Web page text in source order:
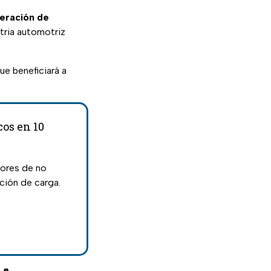
de
automotriz
beneficiará a
en 10
de no
de carga.